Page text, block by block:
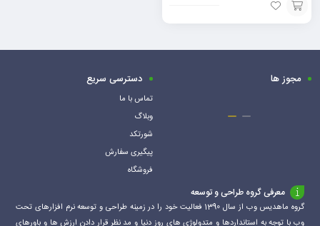
افزودن
به
مجوز ها دسترسی سریع
تماس با ما
وبلاگ
شورتکد
پیگیری سفارش
فروشگاه
معرفی گروه طراحی و توسعه
گروه ماهدیس وب از سال 1390 فعالیت خود را در زمینه طراحی و توسعه نرم افزارهای تحت
وب با توجه به استانداردها و متدولوژی های روز دنیا و مد نظر قرار دادن ارزش ها و باورهای